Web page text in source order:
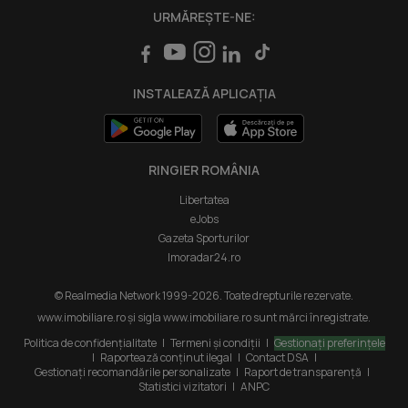
Luni - Vineri 08:00 - 20:00
Punct de lucru - București: Iride Business Park, Bld. Dimitrie
URMĂREȘTE-NE:
INSTALEAZĂ APLICAȚIA
RINGIER ROMÂNIA
Libertatea
eJobs
Gazeta Sporturilor
Imoradar24.ro
© Realmedia Network 1999-2026. Toate drepturile rezervate.
www.imobiliare.ro și sigla www.imobiliare.ro sunt mărci înregistrate.
Politica de confidențialitate | Termeni și condiții | Gestionați preferințele
| Raportează conținut ilegal | Contact DSA |
Gestionați recomandările personalizate | Raport de transparență |
Statistici vizitatori | ANPC